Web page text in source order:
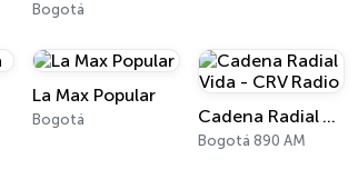
Bogotá
La Max Popular
Bogotá Cadena Radial Vida - CRV Radio
Bogotá 890 AM